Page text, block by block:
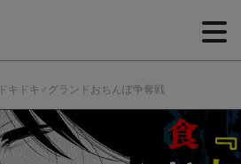
ドキドキ♂グランドおちんぽ争奪戦